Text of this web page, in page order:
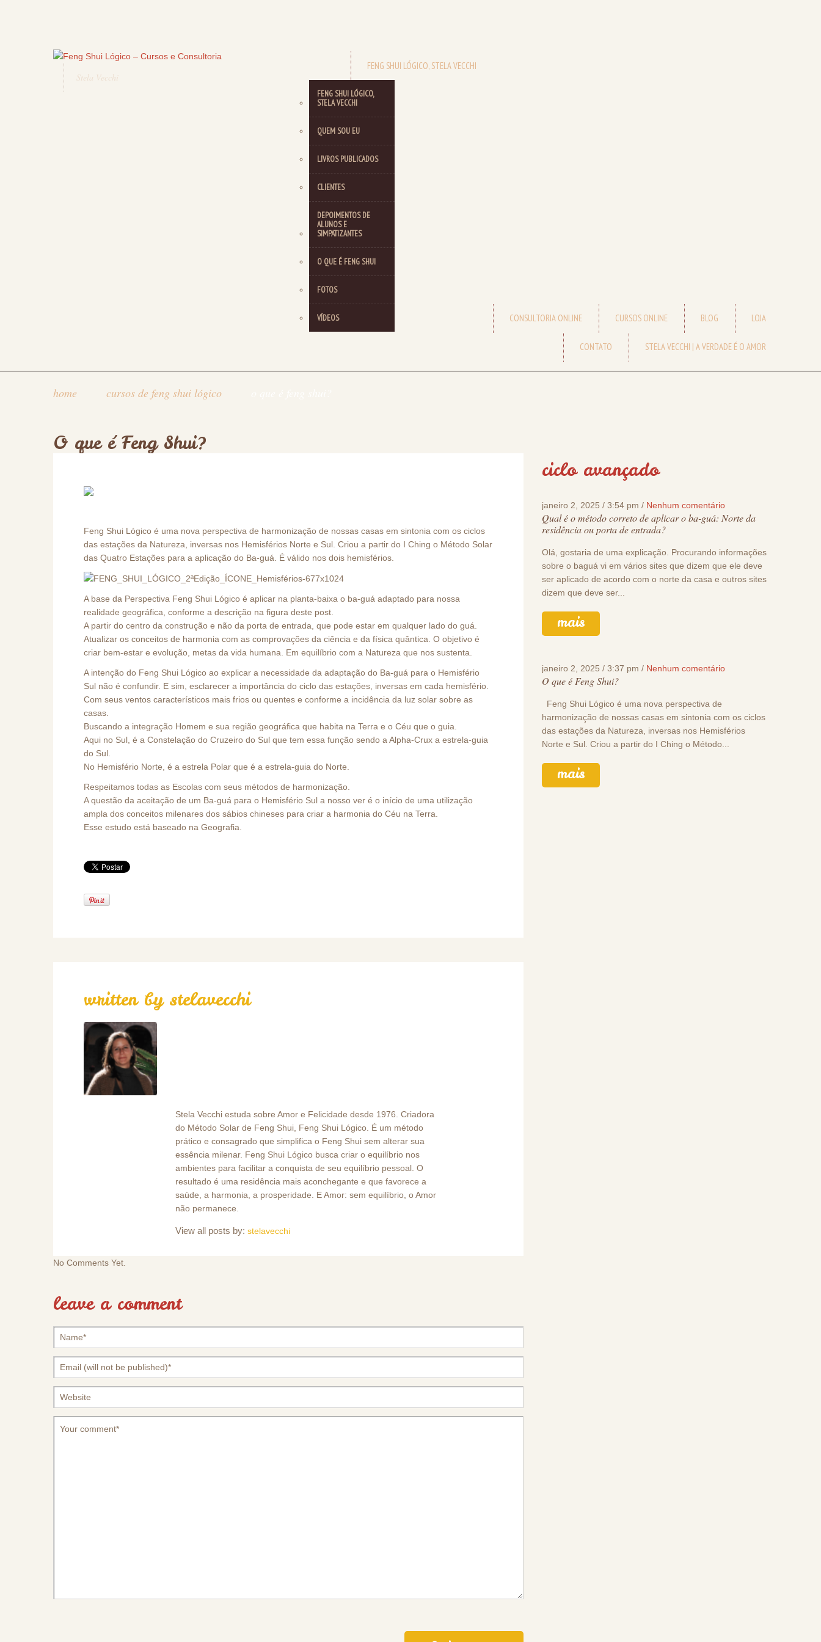
Stela Vecchi
HOME
FENG SHUI LÓGICO, STELA VECCHI
FENG SHUI LÓGICO,
STELA VECCHI
QUEM SOU EU
LIVROS PUBLICADOS
CLIENTES
DEPOIMENTOS DE
ALUNOS E
SIMPATIZANTES
O QUE É FENG SHUI
FOTOS
VÍDEOS CONSULTORIA ONLINE CURSOS ONLINE BLOG LOJA
CONTATO STELA VECCHI | A VERDADE É O AMOR
home cursos de feng shui lógico
O que é Feng Shui?
Feng Shui Lógico é uma nova perspectiva de harmonização de nossas casas em sintonia com os ciclos
das estações da Natureza, inversas nos Hemisférios Norte e Sul. Criou a partir do I Ching o Método Solar
das Quatro Estações para a aplicação do Ba-guá. É válido nos dois hemisférios.
A base da Perspectiva Feng Shui Lógico é aplicar na planta-baixa o ba-guá adaptado para nossa
realidade geográfica, conforme a descrição na figura deste post.
A partir do centro da construção e não da porta de entrada, que pode estar em qualquer lado do guá.
Atualizar os conceitos de harmonia com as comprovações da ciência e da física quântica. O objetivo é
criar bem-estar e evolução, metas da vida humana. Em equilíbrio com a Natureza que nos sustenta.
A intenção do Feng Shui Lógico ao explicar a necessidade da adaptação do Ba-guá para o Hemisfério
Sul não é confundir. E sim, esclarecer a importância do ciclo das estações, inversas em cada hemisfério.
Com seus ventos característicos mais frios ou quentes e conforme a incidência da luz solar sobre as
casas.
Buscando a integração Homem e sua região geográfica que habita na Terra e o Céu que o guia.
Aqui no Sul, é a Constelação do Cruzeiro do Sul que tem essa função sendo a Alpha-Crux a estrela-guia
do Sul.
No Hemisfério Norte, é a estrela Polar que é a estrela-guia do Norte.
Respeitamos todas as Escolas com seus métodos de harmonização.
A questão da aceitação de um Ba-guá para o Hemisfério Sul a nosso ver é o início de uma utilização
ampla dos conceitos milenares dos sábios chineses para criar a harmonia do Céu na Terra.
Esse estudo está baseado na Geografia.
written by stelavecchi
Stela Vecchi estuda sobre Amor e Felicidade desde 1976. Criadora
do Método Solar de Feng Shui, Feng Shui Lógico. É um método
prático e consagrado que simplifica o Feng Shui sem alterar sua
essência milenar. Feng Shui Lógico busca criar o equilíbrio nos
ambientes para facilitar a conquista de seu equilíbrio pessoal. O
resultado é uma residência mais aconchegante e que favorece a
saúde, a harmonia, a prosperidade. E Amor: sem equilíbrio, o Amor
não permanece.
View all posts by: stelavecchi
No Comments Yet.
leave a comment
ciclo avançado
janeiro 2, 2025 / 3:54 pm / Nenhum comentário
Qual é o método correto de aplicar o ba-guá: Norte da
residência ou porta de entrada?
Olá, gostaria de uma explicação. Procurando informações
sobre o baguá vi em vários sites que dizem que ele deve
ser aplicado de acordo com o norte da casa e outros sites
dizem que deve ser...
mais
janeiro 2, 2025 / 3:37 pm / Nenhum comentário
O que é Feng Shui?
Feng Shui Lógico é uma nova perspectiva de
harmonização de nossas casas em sintonia com os ciclos
das estações da Natureza, inversas nos Hemisférios
Norte e Sul. Criou a partir do I Ching o Método...
mais